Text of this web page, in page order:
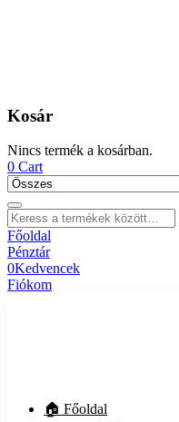
Kosár
Nincs termék a kosárban.
0 Cart
Főoldal
Pénztár
0Kedvencek
Fiókom
🏠 Főoldal